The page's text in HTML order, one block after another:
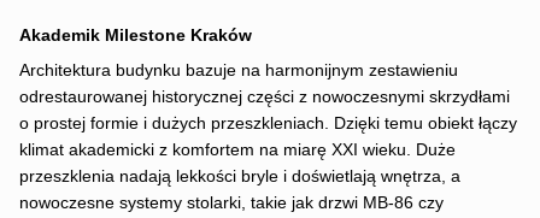
Akademik Milestone Kraków
Architektura budynku bazuje na harmonijnym zestawieniu
odrestaurowanej historycznej części z nowoczesnymi skrzydłami
o prostej formie i dużych przeszkleniach. Dzięki temu obiekt łączy
klimat akademicki z komfortem na miarę XXI wieku. Duże
przeszklenia nadają lekkości bryle i doświetlają wnętrza, a
nowoczesne systemy stolarki, takie jak drzwi MB-86 czy